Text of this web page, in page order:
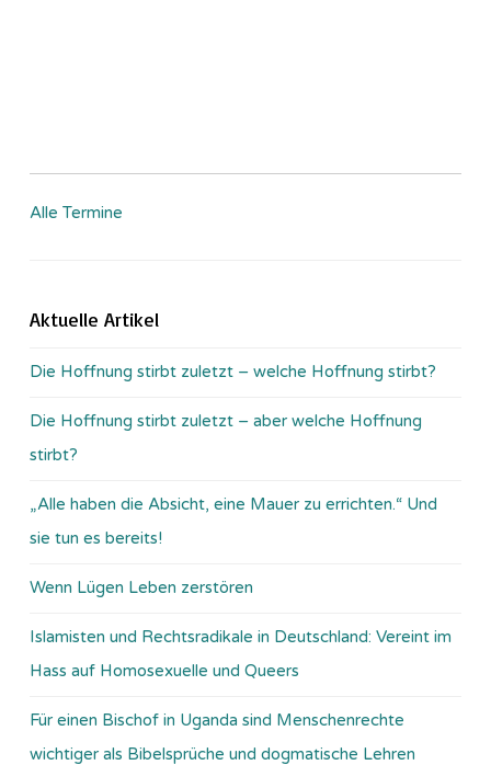
Alle Termine
Aktuelle Artikel
Die Hoffnung stirbt zuletzt – welche Hoffnung stirbt?
Die Hoffnung stirbt zuletzt – aber welche Hoffnung
stirbt?
„Alle haben die Absicht, eine Mauer zu errichten.“ Und
sie tun es bereits!
Wenn Lügen Leben zerstören
Islamisten und Rechtsradikale in Deutschland: Vereint im
Hass auf Homosexuelle und Queers
Für einen Bischof in Uganda sind Menschenrechte
wichtiger als Bibelsprüche und dogmatische Lehren